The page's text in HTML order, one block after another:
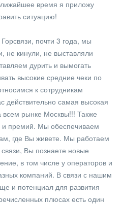
время я приложу
ситуацию!
почти 3 года, мы
не кинули, не выставляли
дурить и вымогать
высокие средние чеки по
к сотрудникам
действительно самая высокая
всем рынке Москвы!!! Также
и премий. Мы обеспечиваем
где Вы живете. Мы работаем
Вы познаете новые
в том числе у операторов и
компаний. В связи с нашим
и потенциал для развития
плюсах есть один